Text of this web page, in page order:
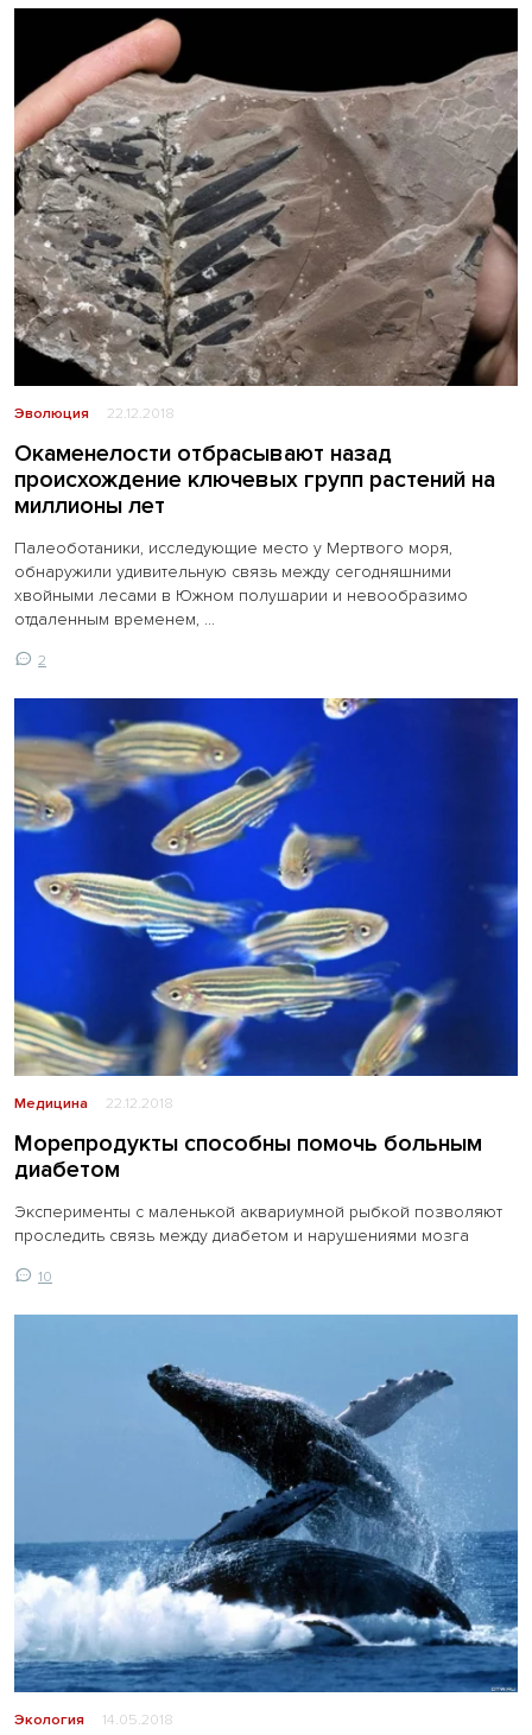
Эволюция 22.12.2018
Окаменелости отбрасывают назад
происхождение ключевых групп растений на
миллионы лет
Палеоботаники, исследующие место у Мертвого моря,
обнаружили удивительную связь между сегодняшними
хвойными лесами в Южном полушарии и невообразимо
отдаленным временем, ...
2
Медицина 22.12.2018
Морепродукты способны помочь больным
диабетом
Эксперименты с маленькой аквариумной рыбкой позволяют
проследить связь между диабетом и нарушениями мозга
10
Экология 14.05.2018